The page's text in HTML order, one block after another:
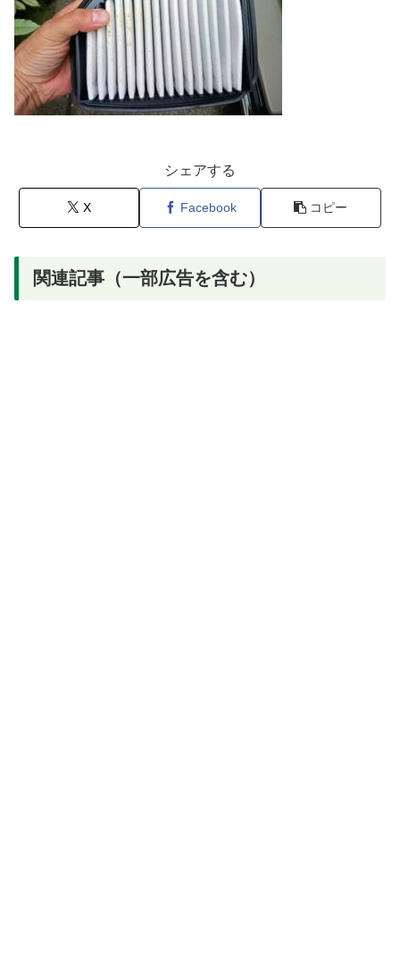
シェアする
X Facebook コピー
関連記事（一部広告を含む）